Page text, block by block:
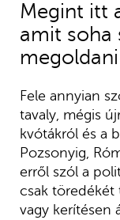
Megint itt
amit soha
megoldani
Fele annyian
tavaly, mégis
kvótákról és a
Pozsonyig,
erről szól a
csak töredékét
vagy kerítésen